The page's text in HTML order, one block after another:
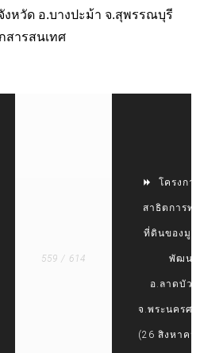
หวัด อ.บางปะม้า จ.สุพรรณบุรี
สารสนเทศ
559 / 614
โครงการแปล
สาธิตการทำนาใ
ที่ดินของมูลนิธิชั
พัฒนา
อ.ลาดบัวหลวง
จ.พระนครศรีอยุธ
(26 สิงหาคม